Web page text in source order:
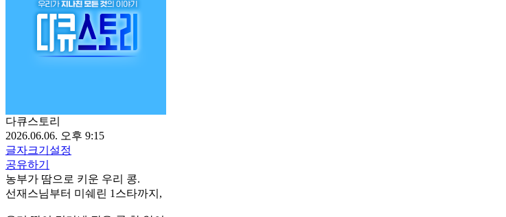
다큐스토리
2026.06.06. 오후 9:15
글자크기설정
공유하기
농부가 땀으로 키운 우리 콩.
선재스님부터 미쉐린 1스타까지,